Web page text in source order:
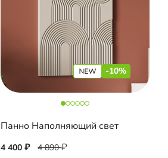
-10%
Панно Наполняющий свет
4 400 4 890